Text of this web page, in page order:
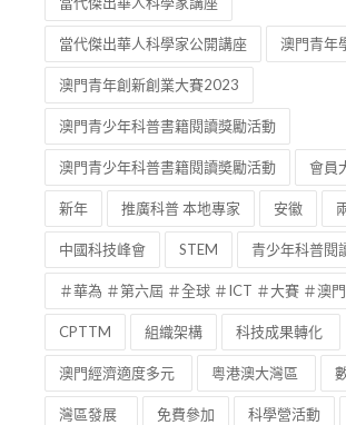
當代傑出華人科學家公開講座 澳門青年
澳門青年創新創業大賽2023
澳門青少年科普書籍閱讀獎勵活動
澳門青少年科普書籍閱讀奬勵活動 會員
新年 推廣科普 本地專家 安徽
中國科技峰會 STEM 青少年科普閱
＃華為 ＃第六屆 ＃全球 ＃ICT ＃大賽 ＃澳
CPTTM 組織架構 科技成果轉化
澳門經濟適度多元 粵港澳大灣區
灣區發展 免費參加 科學營活動